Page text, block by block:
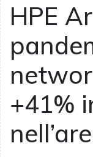
HPE
+41%